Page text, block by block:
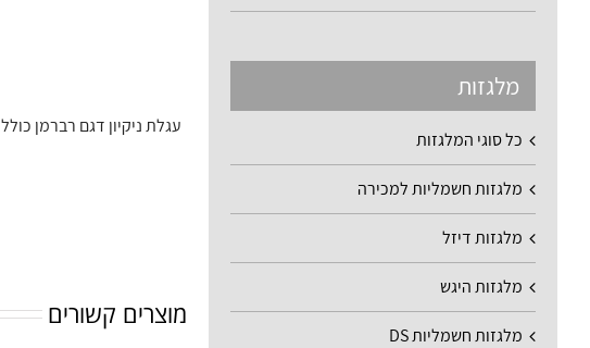
עגלת ניקיון דגם רברמן כולל 2 דלים ומסחטה
מוצרים קשורים
מלגזות
כל סוגי המלגזות
מלגזות חשמליות למכירה
מלגזות דיזל
מלגזות היגש
מלגזות חשמליות DS